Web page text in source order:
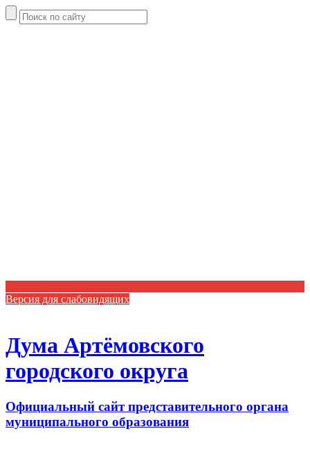
Версия для слабовидящих
Дума Артёмовского
городского округа
Официальный сайт представительного органа
муниципального образования